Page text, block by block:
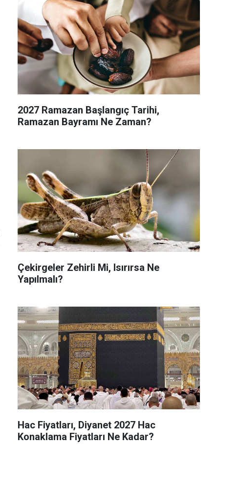
2027 Ramazan Başlangıç Tarihi,
Ramazan Bayramı Ne Zaman?
Çekirgeler Zehirli Mi, Isırırsa Ne
Yapılmalı?
Hac Fiyatları, Diyanet 2027 Hac
Konaklama Fiyatları Ne Kadar?